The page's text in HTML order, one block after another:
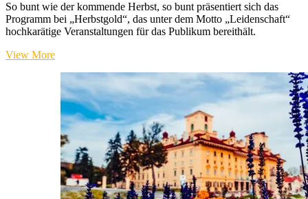
So bunt wie der kommende Herbst, so bunt präsentiert sich das
Programm bei „Herbstgold“, das unter dem Motto „Leidenschaft“
hochkarätige Veranstaltungen für das Publikum bereithält.
View MoreHerbstgold
Leidenschaft
trifft
Musik